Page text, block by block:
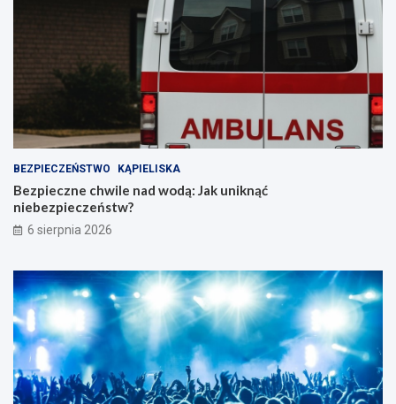
BEZPIECZEŃSTWO KĄPIELISKA
Bezpieczne chwile nad wodą: Jak uniknąć
niebezpieczeństw?
6 sierpnia 2026